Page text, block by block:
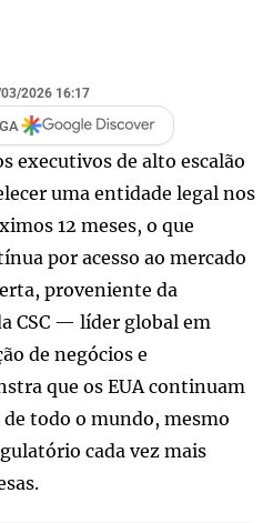
2026 16:17
executivos de alto escalão
uma entidade legal nos
12 meses, o que
por acesso ao mercado
proveniente da
CSC — líder global em
de negócios e
que os EUA continuam
todo o mundo, mesmo
cada vez mais